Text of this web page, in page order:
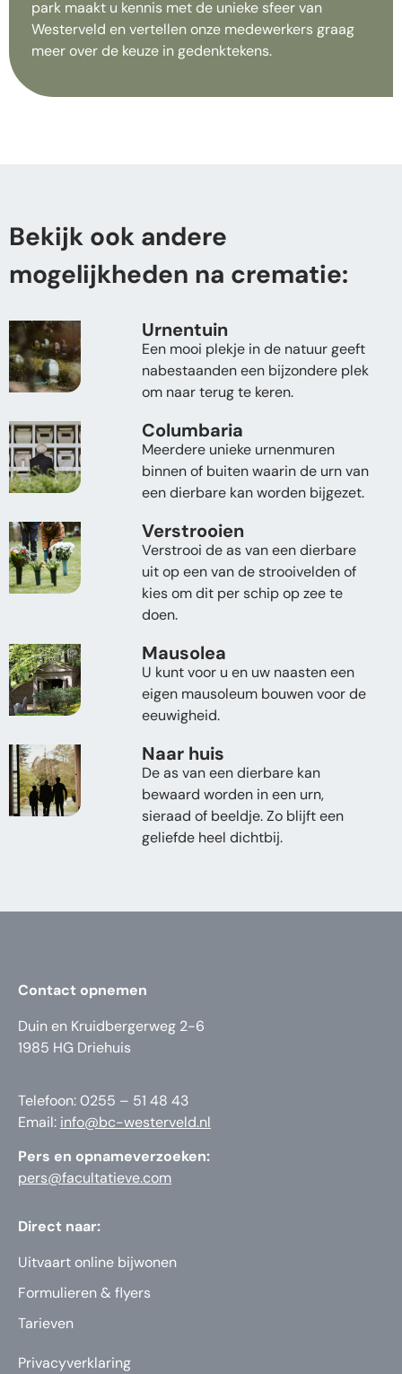
park maakt u kennis met de unieke sfeer van
Westerveld en vertellen onze medewerkers graag
meer over de keuze in gedenktekens.
Bekijk ook andere
mogelijkheden na crematie:
Urnentuin
Een mooi plekje in de natuur geeft
nabestaanden een bijzondere plek
om naar terug te keren.
Columbaria
Meerdere unieke urnenmuren
binnen of buiten waarin de urn van
een dierbare kan worden bijgezet.
Verstrooien
Verstrooi de as van een dierbare
uit op een van de strooivelden of
kies om dit per schip op zee te
doen.
Mausolea
U kunt voor u en uw naasten een
eigen mausoleum bouwen voor de
eeuwigheid.
Naar huis
De as van een dierbare kan
bewaard worden in een urn,
sieraad of beeldje. Zo blijft een
geliefde heel dichtbij.
Contact opnemen
Duin en Kruidbergerweg 2-6
1985 HG Driehuis
Telefoon: 0255 – 51 48 43
Email: info@bc-westerveld.nl
Pers en opnameverzoeken:
pers@facultatieve.com
Direct naar:
Uitvaart online bijwonen
Formulieren & flyers
Tarieven
Privacyverklaring